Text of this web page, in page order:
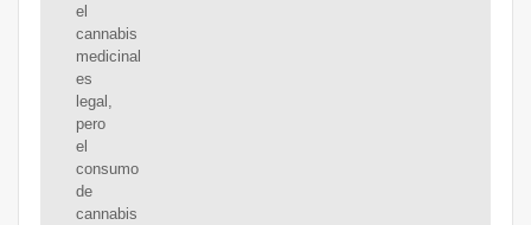
el
cannabis
medicinal
es
legal,
pero
el
consumo
de
cannabis